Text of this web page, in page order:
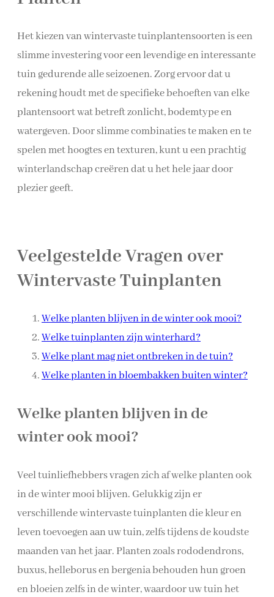
Het kiezen van wintervaste tuinplantensoorten is een
slimme investering voor een levendige en interessante
tuin gedurende alle seizoenen. Zorg ervoor dat u
rekening houdt met de specifieke behoeften van elke
plantensoort wat betreft zonlicht, bodemtype en
watergeven. Door slimme combinaties te maken en te
spelen met hoogtes en texturen, kunt u een prachtig
winterlandschap creëren dat u het hele jaar door
plezier geeft.
Veelgestelde Vragen over
Wintervaste Tuinplanten
Welke planten blijven in de winter ook mooi?
Welke tuinplanten zijn winterhard?
Welke plant mag niet ontbreken in de tuin?
Welke planten in bloembakken buiten winter?
Welke planten blijven in de
winter ook mooi?
Veel tuinliefhebbers vragen zich af welke planten ook
in de winter mooi blijven. Gelukkig zijn er
verschillende wintervaste tuinplanten die kleur en
leven toevoegen aan uw tuin, zelfs tijdens de koudste
maanden van het jaar. Planten zoals rododendrons,
buxus, helleborus en bergenia behouden hun groen
en bloeien zelfs in de winter, waardoor uw tuin het